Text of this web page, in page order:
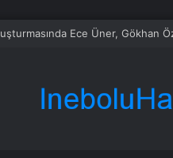
Ece Üner, Gökhan